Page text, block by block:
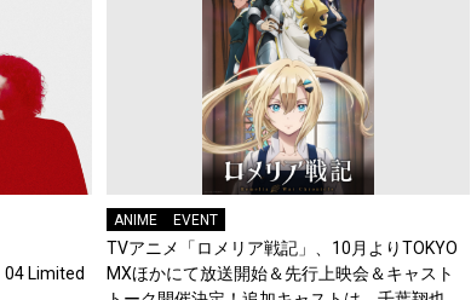
04 Limited
ANIME EVENT
TVアニメ「ロメリア戦記」、10月よりTOKYO
MXほかにて放送開始＆先行上映会＆キャスト